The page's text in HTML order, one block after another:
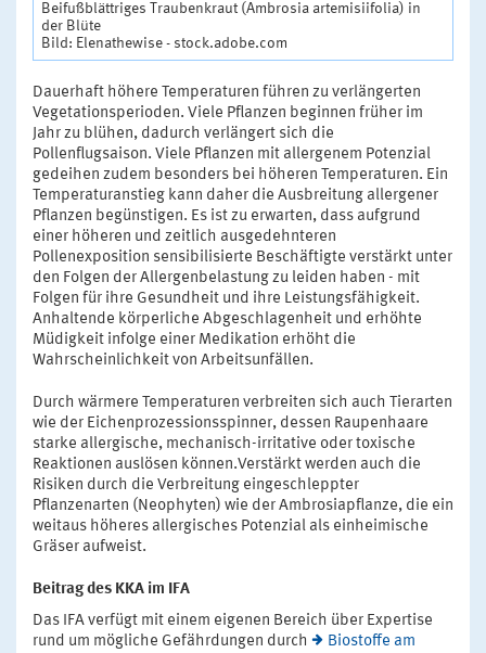
Beifußblättriges Traubenkraut (Ambrosia artemisiifolia) in
der Blüte
Bild: Elenathewise - stock.adobe.com
Dauerhaft höhere Temperaturen führen zu verlängerten
Vegetationsperioden. Viele Pflanzen beginnen früher im
Jahr zu blühen, dadurch verlängert sich die
Pollenflugsaison. Viele Pflanzen mit allergenem Potenzial
gedeihen zudem besonders bei höheren Temperaturen. Ein
Temperaturanstieg kann daher die Ausbreitung allergener
Pflanzen begünstigen. Es ist zu erwarten, dass aufgrund
einer höheren und zeitlich ausgedehnteren
Pollenexposition sensibilisierte Beschäftigte verstärkt unter
den Folgen der Allergenbelastung zu leiden haben - mit
Folgen für ihre Gesundheit und ihre Leistungsfähigkeit.
Anhaltende körperliche Abgeschlagenheit und erhöhte
Müdigkeit infolge einer Medikation erhöht die
Wahrscheinlichkeit von Arbeitsunfällen.
Durch wärmere Temperaturen verbreiten sich auch Tierarten
wie der Eichenprozessionsspinner, dessen Raupenhaare
starke allergische, mechanisch-irritative oder toxische
Reaktionen auslösen können.Verstärkt werden auch die
Risiken durch die Verbreitung eingeschleppter
Pflanzenarten (Neophyten) wie der Ambrosiapflanze, die ein
weitaus höheres allergisches Potenzial als einheimische
Gräser aufweist.
Beitrag des KKA im IFA
Das IFA verfügt mit einem eigenen Bereich über Expertise
rund um mögliche Gefährdungen durch
Biostoffe am